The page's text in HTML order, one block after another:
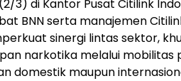
3) di Kantor Pusat Citilink
BNN serta manajemen
sinergi lintas sektor,
narkotika melalui
domestik maupun